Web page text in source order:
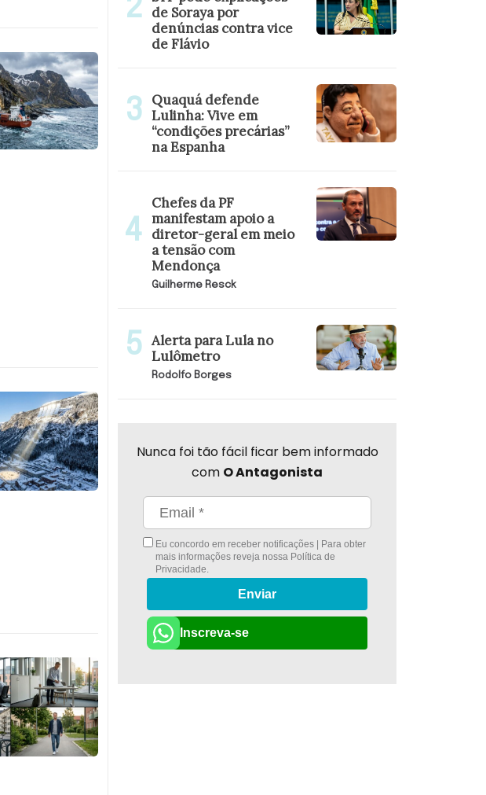
de Soraya por
denúncias contra vice
de Flávio
Quaquá defende
Lulinha: Vive em
“condições precárias”
na Espanha
Chefes da PF
manifestam apoio a
diretor-geral em meio
a tensão com
Mendonça
Guilherme Resck
Alerta para Lula no
Lulômetro
Rodolfo Borges
Nunca foi tão fácil ficar bem informado
com O Antagonista
Eu concordo em receber notificações | Para obter
mais informações reveja nossa Política de
Privacidade.
Enviar
Inscreva-se